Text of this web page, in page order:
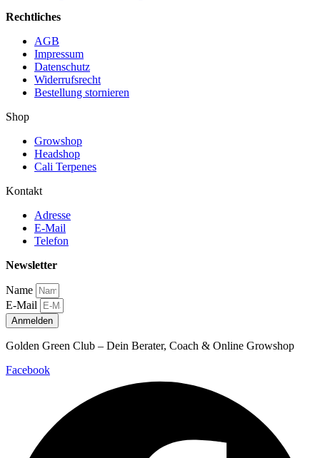
Rechtliches
AGB
Impressum
Datenschutz
Widerrufsrecht
Bestellung stornieren
Shop
Growshop
Headshop
Cali Terpenes
Kontakt
Adresse
E-Mail
Telefon
Newsletter
Name
E-Mail
Anmelden
Golden Green Club – Dein Berater, Coach & Online Growshop
Facebook